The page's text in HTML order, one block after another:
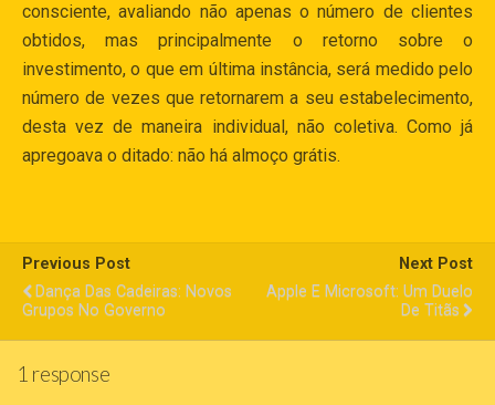
consciente, avaliando não apenas o número de clientes
obtidos, mas principalmente o retorno sobre o
investimento, o que em última instância, será medido pelo
número de vezes que retornarem a seu estabelecimento,
desta vez de maneira individual, não coletiva. Como já
apregoava o ditado: não há almoço grátis.
Previous Post
Dança Das Cadeiras: Novos
Grupos No Governo
Next Post
Apple E Microsoft: Um Duelo
De Titãs
1 response